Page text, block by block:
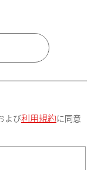
よび利用規約 に同意